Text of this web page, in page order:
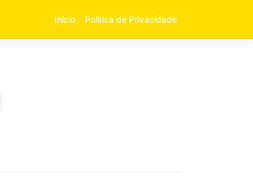
Início Política de Privacidade